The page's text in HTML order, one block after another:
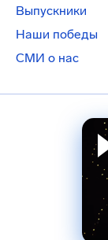
Выпускники
Наши победы
СМИ о нас